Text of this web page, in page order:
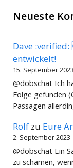
Neueste
Dave :verified:
entwickelt!
15. September 2023
@dobschat Ich
Folge gefunden
Passagen
Rolf zu Eure
2. September 2023
@dobschat Ein
zu schämen,